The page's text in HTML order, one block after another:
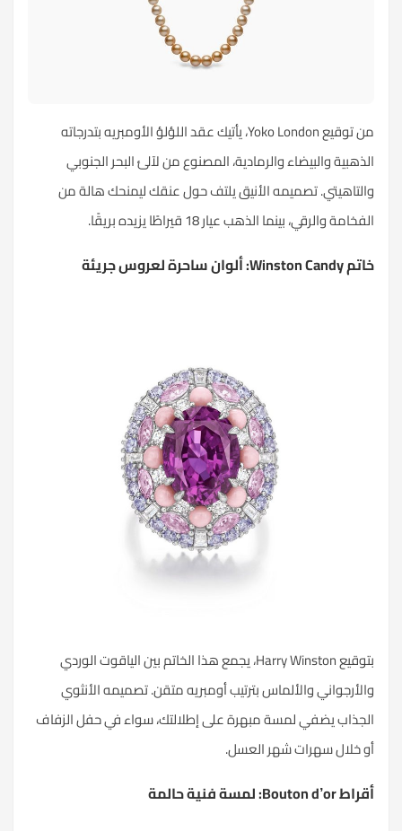
من توقيع Yoko London، يأتيك عقد اللؤلؤ الأومبريه بتدرجاته
الذهبية والبيضاء والرمادية، المصنوع من لآلئ البحر الجنوبي
والتاهيتي. تصميمه الأنيق يلتف حول عنقك ليمنحك هالة من
الفخامة والرقي، بينما الذهب عيار 18 قيراطًا يزيده بريقًا.
خاتم Winston Candy: ألوان ساحرة لعروس جريئة
بتوقيع Harry Winston، يجمع هذا الخاتم بين الياقوت الوردي
والأرجواني والألماسبترتيب أومبريه متقن. تصميمه الأنثوي
الجذاب يضفي لمسة مبهرة على إطلالتك، سواء في حفل الزفاف
أو خلال سهرات شهر العسل.
أقراط Bouton d’or: لمسة فنية حالمة